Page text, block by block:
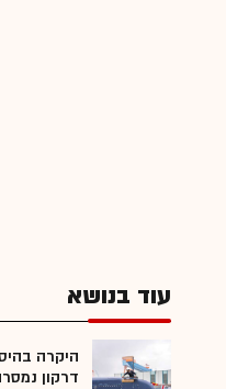
עוד בנושא
היקרה
דרקון